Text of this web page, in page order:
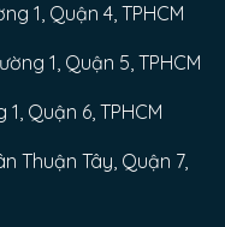
1, Quận 4, TPHCM
1, Quận 5, TPHCM
Quận 6, TPHCM
Thuận Tây, Quận 7,